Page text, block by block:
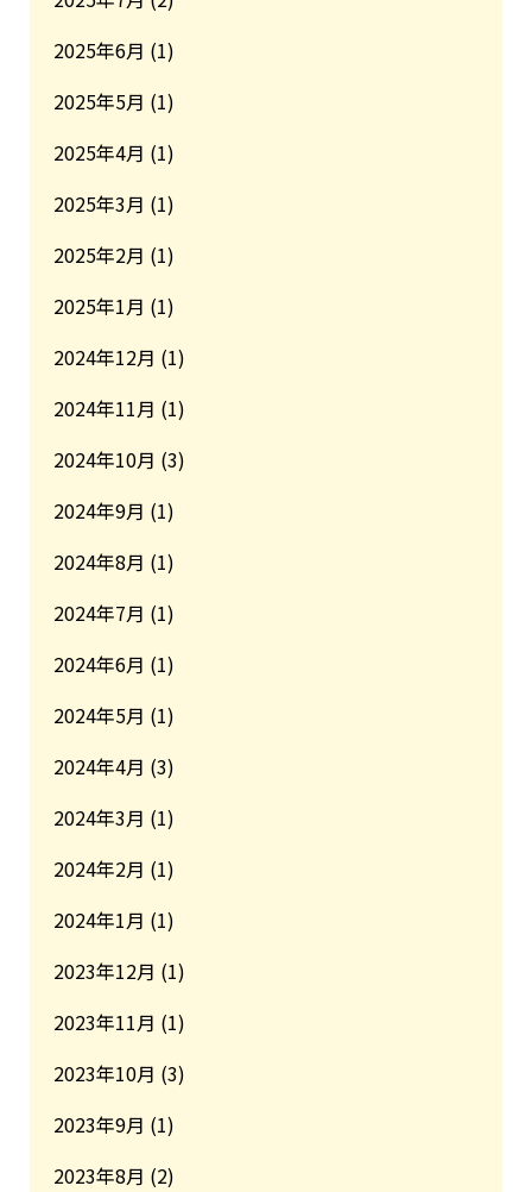
2025年6月 (1)
2025年5月 (1)
2025年4月 (1)
2025年3月 (1)
2025年2月 (1)
2025年1月 (1)
2024年12月 (1)
2024年11月 (1)
2024年10月 (3)
2024年9月 (1)
2024年8月 (1)
2024年7月 (1)
2024年6月 (1)
2024年5月 (1)
2024年4月 (3)
2024年3月 (1)
2024年2月 (1)
2024年1月 (1)
2023年12月 (1)
2023年11月 (1)
2023年10月 (3)
2023年9月 (1)
2023年8月 (2)